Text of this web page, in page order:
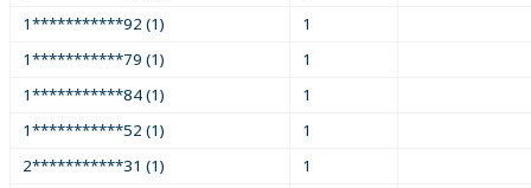
1***********92 (1)
1
1***********79 (1)
1
1***********84 (1)
1
1***********52 (1)
1
2***********31 (1)
1